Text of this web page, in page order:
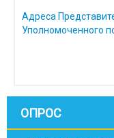
Адреса
Уполномоченного
ОПРОС